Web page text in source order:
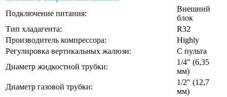
Подключение питания:
Внешний
блок
Тип хладагента:
R32
Производитель компрессора:
Highly
Регулировка вертикальных жалюзи:
С пульта
Диаметр жидкостной трубки:
1/4" (6,35
мм)
Диаметр газовой трубки:
1/2" (12,7
мм)